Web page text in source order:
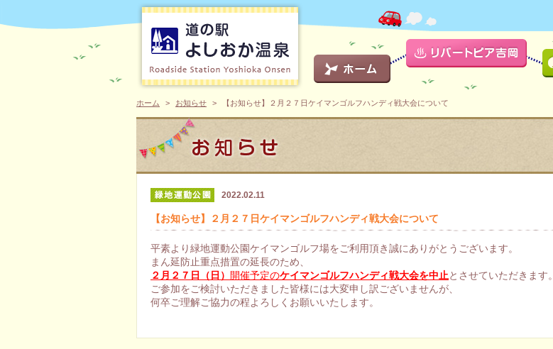
ホーム お知らせ 【お知らせ】２月２７日ケイマンゴルフハンディ戦大会について
2022.02.11
【お知らせ】２月２７日ケイマンゴルフハンディ戦大会について
平素より緑地運動公園ケイマンゴルフ場をご利用頂き誠にありがとうございます。
まん延防止重点措置の延長のため、
２月２７日（日） 開催予定のケイマンゴルフハンディ戦大会を中止とさせていただきます。
ご参加をご検討いただきました皆様には大変申し訳ございませんが、
何卒ご理解ご協力の程よろしくお願いいたします。